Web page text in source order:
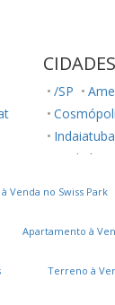
CIDADES
/SP
Jundiaí/SP
Serra
à Venda no Swiss Park
Apartamento à
Terreno à